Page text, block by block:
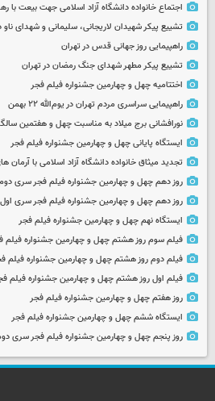
اجتماع خانواده دانشگاه آزاد اسلامی جهت بیعت با
تشییع پیکر شهیدان لاریجانی، سلیمانی و شهدای ناو
راهپیمایی روز جهانی قدس در تهران
تشییع پیکر مطهر شهدای جنگ رمضان در تهران
اختتامیه چهل و چهارمین جشنواره فیلم فجر
راهپیمایی سراسری مردم تهران در یوم‌الله ۲۲ بهمن
نورافشانی برج میلاد به مناسبت چهل‌ و هفتمین
ایستگاه پایانی چهل و چهارمین جشنواره فیلم فجر
تجدید میثاق خانواده دانشگاه آزاد اسلامی با آرمان
روز دهم چهل و چهارمین جشنواره فیلم فجر سری
روز دهم چهل و چهارمین جشنواره فیلم فجر سری اول
ایستگاه نهم چهل و چهارمین جشنواره فیلم فجر
فیلم سوم روز هشتم چهل و چهارمین جشنواره فیلم
فیلم دوم روز هشتم چهل و چهارمین جشنواره فیلم
فیلم اول روز هشتم چهل و چهارمین جشنواره فیلم
روز هفتم چهل و چهارمین جشنواره فیلم فجر
ایستگاه ششم چهل و چهارمین جشنواره فیلم فجر
روز پنجم چهل و چهارمین جشنواره فیلم فجر سری